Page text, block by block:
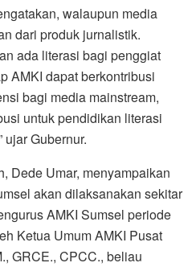
walaupun media
dari produk jurnalistik.
ada literasi bagi penggiat
AMKI dapat berkontribusi
bagi media mainstream,
untuk pendidikan literasi
ujar Gubernur.
Dede Umar, menyampaikan
akan dilaksanakan sekitar
AMKI Sumsel periode
Ketua Umum AMKI Pusat
GRCE., CPCC., beliau